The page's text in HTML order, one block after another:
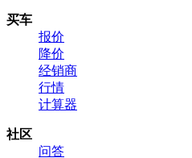
买车
报价
降价
经销商
行情
计算器
社区
问答